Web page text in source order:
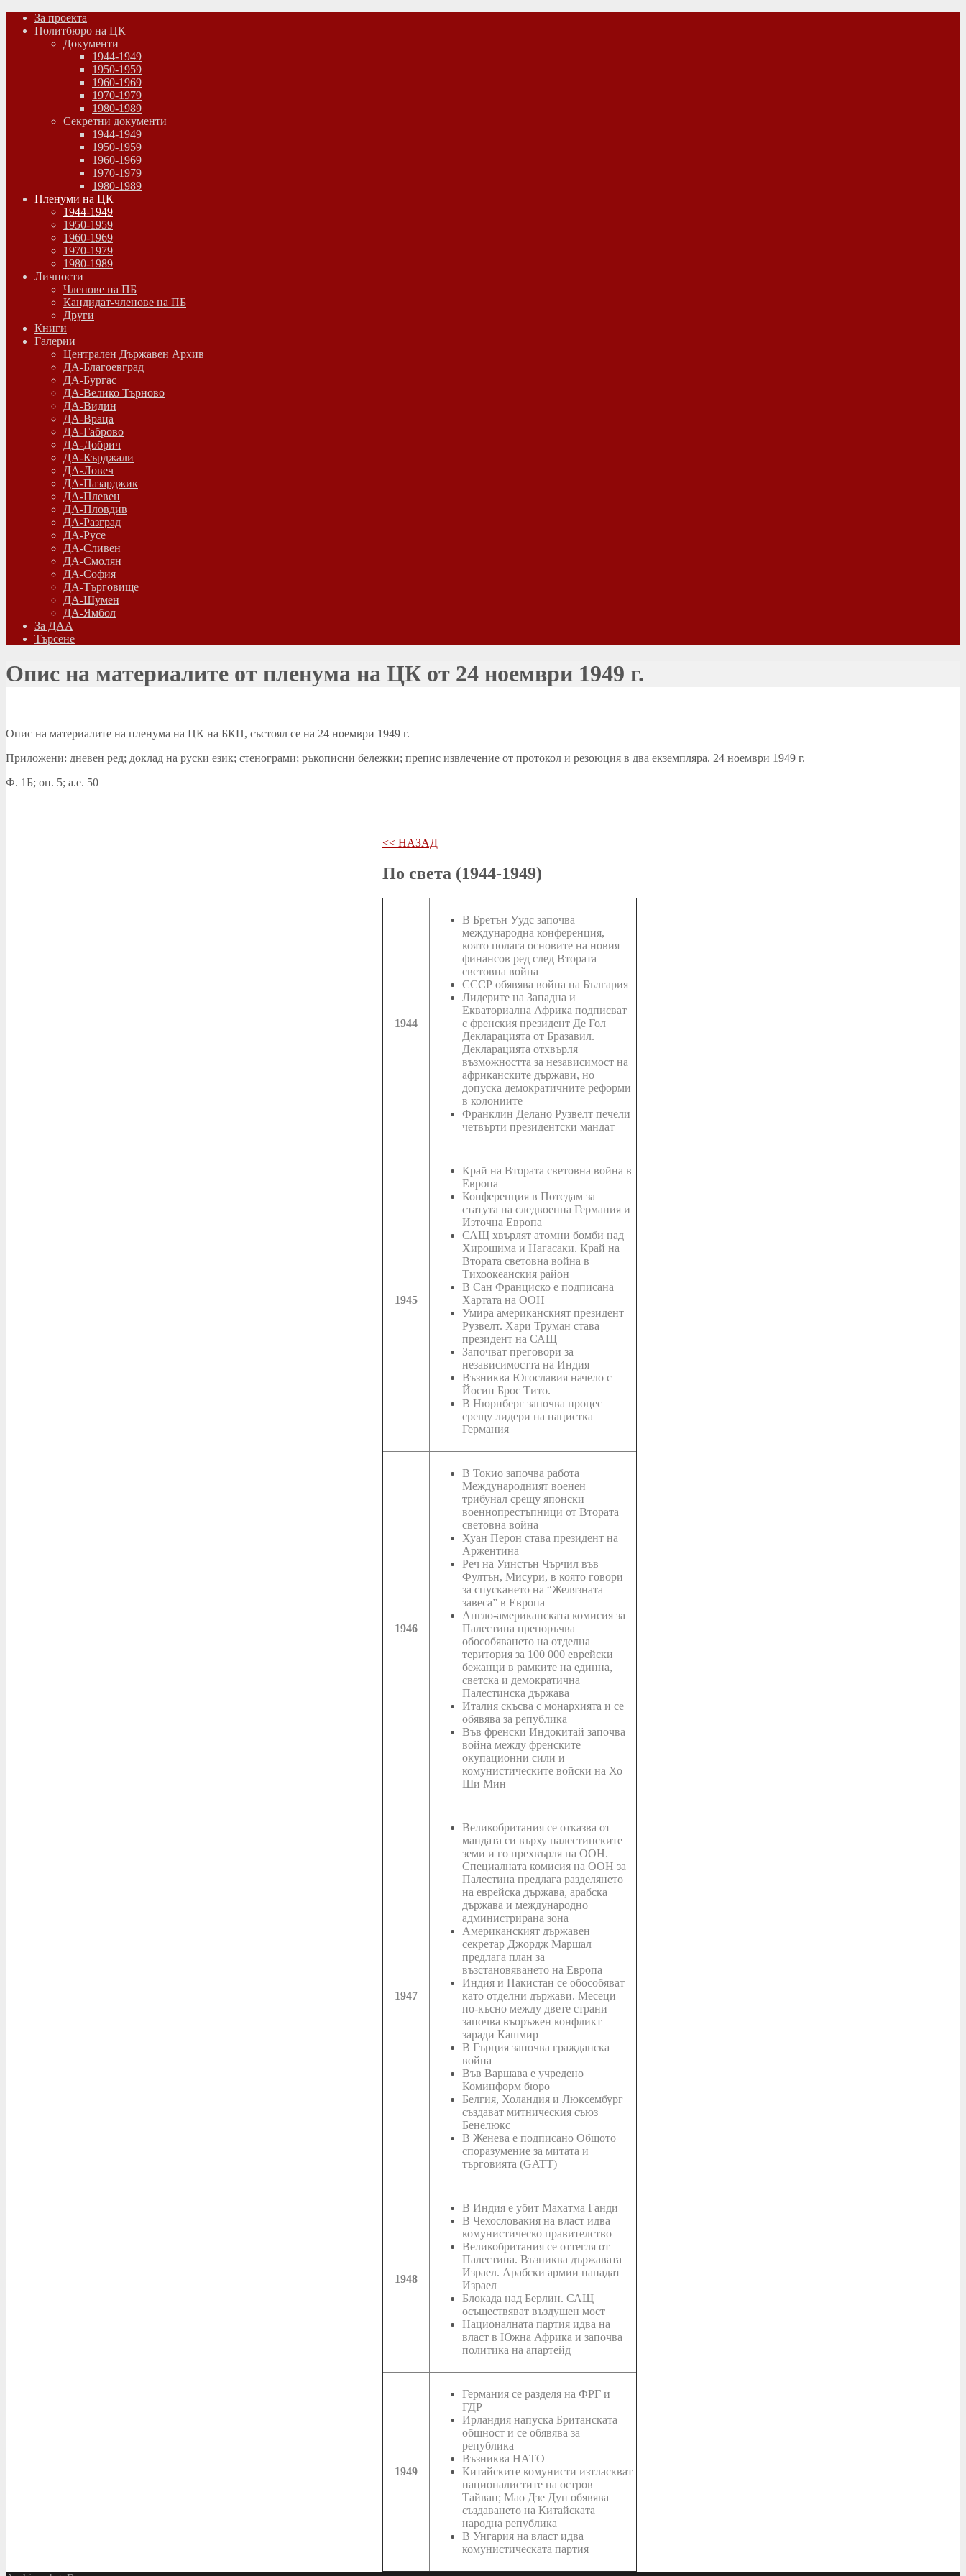
За проекта
Политбюро на ЦК
Документи
1944-1949
1950-1959
1960-1969
1970-1979
1980-1989
Секретни документи
1944-1949
1950-1959
1960-1969
1970-1979
1980-1989
Пленуми на ЦК
1944-1949
1950-1959
1960-1969
1970-1979
1980-1989
Личности
Членове на ПБ
Кандидат-членове на ПБ
Други
Книги
Галерии
Централен Държавен Архив
ДА-Благоевград
ДА-Бургас
ДА-Велико Търново
ДА-Видин
ДА-Враца
ДА-Габрово
ДА-Добрич
ДА-Кърджали
ДА-Ловеч
ДА-Пазарджик
ДА-Плевен
ДА-Пловдив
ДА-Разград
ДА-Русе
ДА-Сливен
ДА-Смолян
ДА-София
ДА-Търговище
ДА-Шумен
ДА-Ямбол
Зa ДАА
Търсене
Опис на материалите от пленума на ЦК от 24 ноември 1949 г.
Опис на материалите на пленума на ЦК на БКП, състоял се на 24 ноември 1949 г.
Приложени: дневен ред; доклад на руски език; стенограми; ръкописни бележки; препис извлечение от протокол и резоюция в два екземпляра. 24 ноември 1949 г.
Ф. 1Б; оп. 5; а.е. 50
<< НАЗАД
По света (1944-1949)
1944
В Бретън Уудс започва
международна конференция,
която полага основите на новия
финансов ред след Втората
световна война
СССР обявява война на България
Лидерите на Западна и
Екваториална Африка подписват
с френския президент Де Гол
Декларацията от Бразавил.
Декларацията отхвърля
възможността за независимост на
африканските държави, но
допуска демократичните реформи
в колониите
Франклин Делано Рузвелт печели
четвърти президентски мандат
1945
Край на Втората световна война в
Европа
Конференция в Потсдам за
статута на следвоенна Германия и
Източна Европа
САЩ хвърлят атомни бомби над
Хирошима и Нагасаки. Край на
Втората световна война в
Тихоокеанския район
В Сан Франциско е подписана
Хартата на ООН
Умира американският президент
Рузвелт. Хари Труман става
президент на САЩ
Започват преговори за
независимостта на Индия
Възниква Югославия начело с
Йосип Брос Тито.
В Нюрнберг започва процес
срещу лидери на нацистка
Германия
1946
В Токио започва работа
Международният военен
трибунал срещу японски
военнопрестъпници от Втората
световна война
Хуан Перон става президент на
Аржентина
Реч на Уинстън Чърчил във
Фултън, Мисури, в която говори
за спускането на “Желязната
завеса” в Европа
Англо-американската комисия за
Палестина препоръчва
обособяването на отделна
територия за 100 000 еврейски
бежанци в рамките на единна,
светска и демократична
Палестинска държава
Италия скъсва с монархията и се
обявява за република
Във френски Индокитай започва
война между френските
окупационни сили и
комунистическите войски на Хо
Ши Мин
1947
Великобритания се отказва от
мандата си върху палестинските
земи и го прехвърля на ООН.
Специалната комисия на ООН за
Палестина предлага разделянето
на еврейска държава, арабска
държава и международно
администрирана зона
Американският държавен
секретар Джордж Маршал
предлага план за
възстановяването на Европа
Индия и Пакистан се обособяват
като отделни държави. Месеци
по-късно между двете страни
започва въоръжен конфликт
заради Кашмир
В Гърция започва гражданска
война
Във Варшава е учредено
Коминформ бюро
Белгия, Холандия и Люксембург
създават митническия съюз
Бенелюкс
В Женева е подписано Общото
споразумение за митата и
търговията (GATT)
1948
В Индия е убит Махатма Ганди
В Чехословакия на власт идва
комунистическо правителство
Великобритания се оттегля от
Палестина. Възниква държавата
Израел. Арабски армии нападат
Израел
Блокада над Берлин. САЩ
осъществяват въздушен мост
Националната партия идва на
власт в Южна Африка и започва
политика на апартейд
1949
Германия се разделя на ФРГ и
ГДР
Ирландия напуска Британската
общност и се обявява за
република
Възниква НАТО
Китайските комунисти изтласкват
националистите на остров
Тайван; Мао Дзе Дун обявява
създаването на Китайската
народна република
В Унгария на власт идва
комунистическата партия